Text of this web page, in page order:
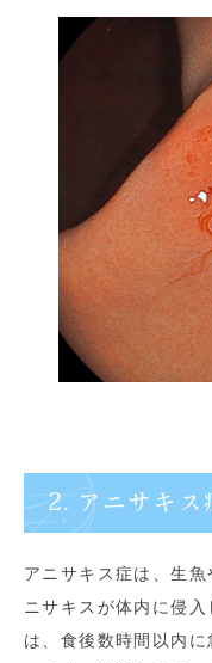
2. アニサキス
アニサキス症は、生
ニサキスが体内に侵
は、食後数時間以内